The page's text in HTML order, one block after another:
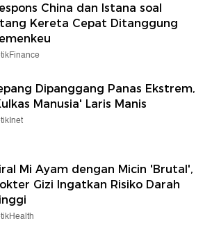
China dan Istana soal
Kereta Cepat Ditanggung
Dipanggang Panas Ekstrem,
Manusia' Laris Manis
Mi Ayam dengan Micin 'Brutal',
Gizi Ingatkan Risiko Darah